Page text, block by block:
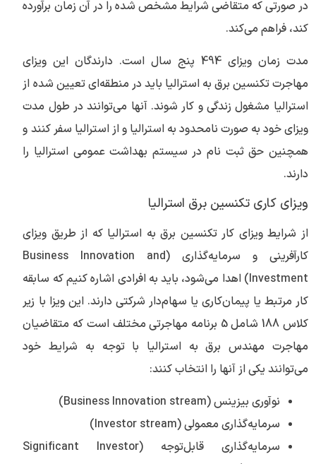
در صورتی که متقاضی شرایط مشخص شده را در آن زمان برآورده
کند، فراهم می‌کند.
مدت زمان ویزای 494 پنج سال است. دارندگان این ویزای
مهاجرت تکنسین برق به استرالیا باید در منطقه‌ای تعیین شده از
استرالیا مشغول زندگی و کار شوند. آنها می‌توانند در طول مدت
ویزای خود به صورت نامحدود به استرالیا و از استرالیا سفر کنند و
همچنین حق ثبت نام در سیستم بهداشت عمومی استرالیا را
دارند.
ویزای کاری تکنسین برق استرالیا
از شرایط ویزای کار تکنسین برق به استرالیا که از طریق ویزای
کارآفرینی و سرمایه‌گذاری (Business Innovation and
Investment) اهدا می‌شود، باید به افرادی اشاره کنیم که سابقه
کار مرتبط یا پیمان‌کاری یا سهام‌دار شرکتی دارند. این ویزا با زیر
کلاس 188 شامل 5 برنامه مهاجرتی مختلف است که متقاضیان
مهاجرت مهندس برق به استرالیا با توجه به شرایط خود
می‌توانند یکی از آنها را انتخاب کنند:
نوآوری بیزینس (Business Innovation stream)
سرمایه‌گذاری معمولی (Investor stream)
سرمایه‌گذاری قابل‌توجه (Significant Investor